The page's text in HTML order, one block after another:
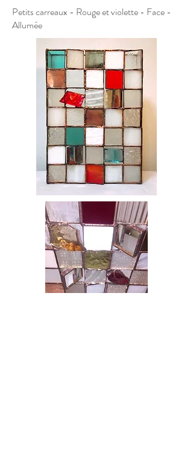
Petits carreaux - Rouge et violette - Face -
Allumée